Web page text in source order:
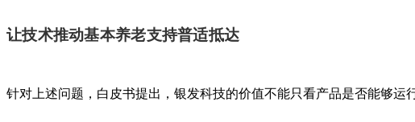
让技术推动基本养老支持普适抵达
针对上述问题，白皮书提出，银发科技的价值不能只看产品是否能够运